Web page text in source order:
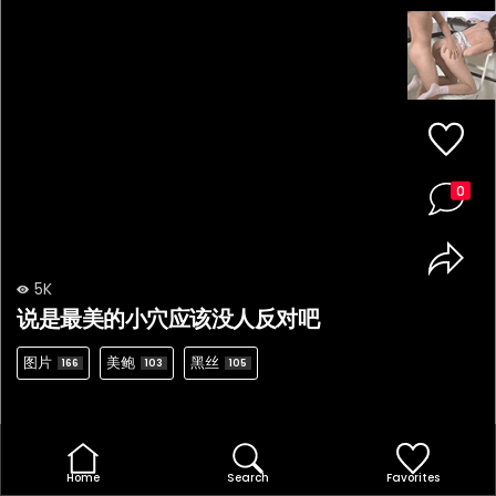
5K
说是最美的小穴应该没人反对吧
图片 166 美鲍 103 黑丝 105
0
Home Search Favorites